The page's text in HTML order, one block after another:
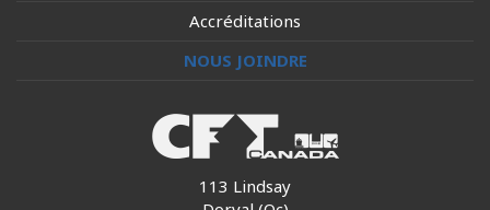
Accréditations
NOUS JOINDRE
113 Lindsay